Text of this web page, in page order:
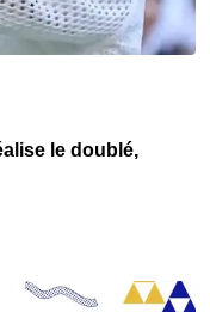
le doublé,